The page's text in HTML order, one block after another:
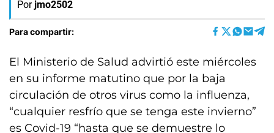
Por jmo2502
Para compartir:
El Ministerio de Salud advirtió este miércoles
en su informe matutino que por la baja
circulación de otros virus como la influenza,
“cualquier resfrío que se tenga este invierno”
es Covid-19 “hasta que se demuestre lo